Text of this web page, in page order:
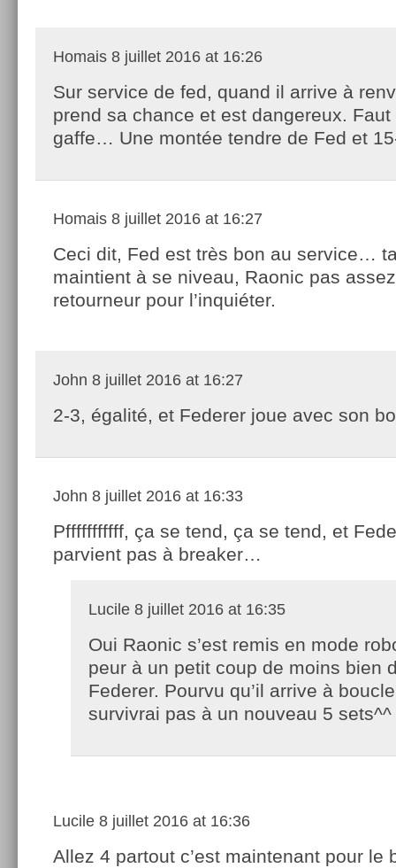
Homais 8 juillet 2016 at 16:26
Sur service de fed, quand il arrive à
prend sa chance et est dangereux. Faut
gaffe… Une montée tendre de Fed et
Homais 8 juillet 2016 at 16:27
Ceci dit, Fed est très bon au service…
maintient à se niveau, Raonic pas
retourneur pour l’inquiéter.
John 8 juillet 2016 at 16:27
2-3, égalité, et Federer joue avec son
John 8 juillet 2016 at 16:33
Pfffffffffff, ça se tend, ça se tend, et
parvient pas à breaker…
Lucile 8 juillet 2016 at 16:35
Oui Raonic s’est remis en mode
peur à un petit coup de moins bien
Federer. Pourvu qu’il arrive à
survivrai pas à un nouveau 5 sets^^
Lucile 8 juillet 2016 at 16:36
Allez 4 partout c’est maintenant pour le